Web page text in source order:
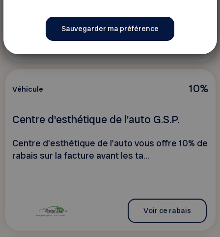
Voir ce rabais
10%
Véhicule
Centre d'esthétique de l'auto G.S.P.
Centre d'esthétique de l'auto vous offre 10% de
rabais sur la facture avant les ta...
Voir ce rabais